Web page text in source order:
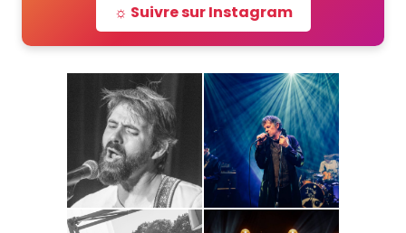
☼ Suivre sur Instagram